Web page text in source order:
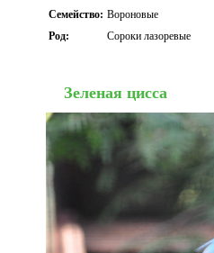
Семейство: Вороновые
Род:
Сороки лазоревые
Зеленая цисса